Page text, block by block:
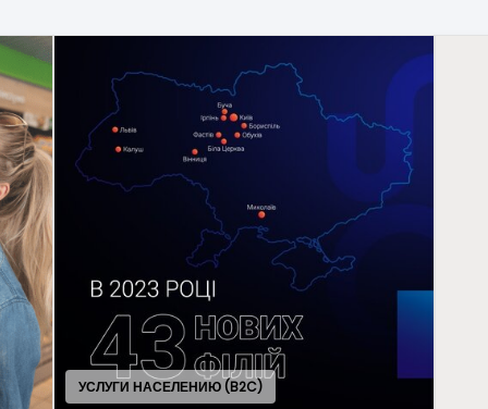
УСЛУГИ НАСЕЛЕНИЮ (B2C)